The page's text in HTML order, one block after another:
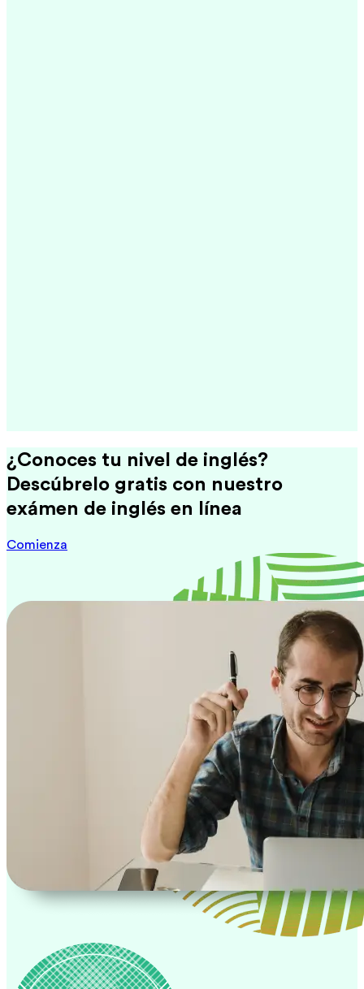
¿Conoces tu nivel de inglés?
Descúbrelo gratis con nuestro
exámen de inglés en línea
Comienza